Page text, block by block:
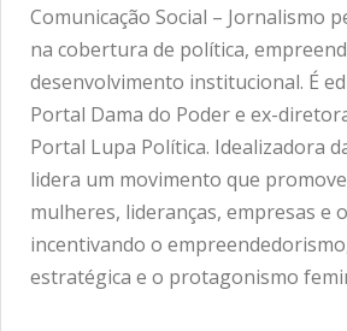
Comunicação Social – Jornalismo
na cobertura de política,
desenvolvimento institucional. É
Portal Dama do Poder e ex-
Portal Lupa Política. Idealizadora
lidera um movimento que
mulheres, lideranças, empresas e
incentivando o
estratégica e o protagonismo